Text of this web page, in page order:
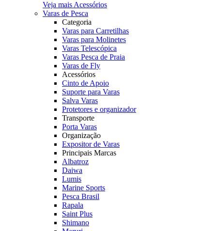
Veja mais Acessórios
Varas de Pesca
Categoria
Varas para Carretilhas
Varas para Molinetes
Varas Telescópica
Varas Pesca de Praia
Varas de Fly
Acessórios
Cinto de Apoio
Suporte para Varas
Salva Varas
Protetores e organizador
Transporte
Porta Varas
Organização
Expositor de Varas
Principais Marcas
Albatroz
Daiwa
Lumis
Marine Sports
Pesca Brasil
Rapala
Saint Plus
Shimano